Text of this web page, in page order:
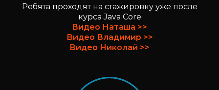
Ребята проходят на стажировку уже после
курса Java Core
Видео Наташа >>
Видео Владимир >>
Видео Николай >>